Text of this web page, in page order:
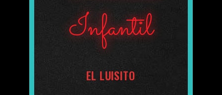
Infantil
EL LUISITO